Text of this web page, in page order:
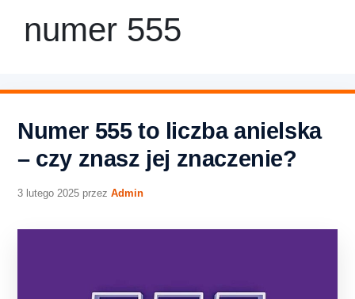
numer 555
Numer 555 to liczba anielska
– czy znasz jej znaczenie?
3 lutego 2025 przez Admin